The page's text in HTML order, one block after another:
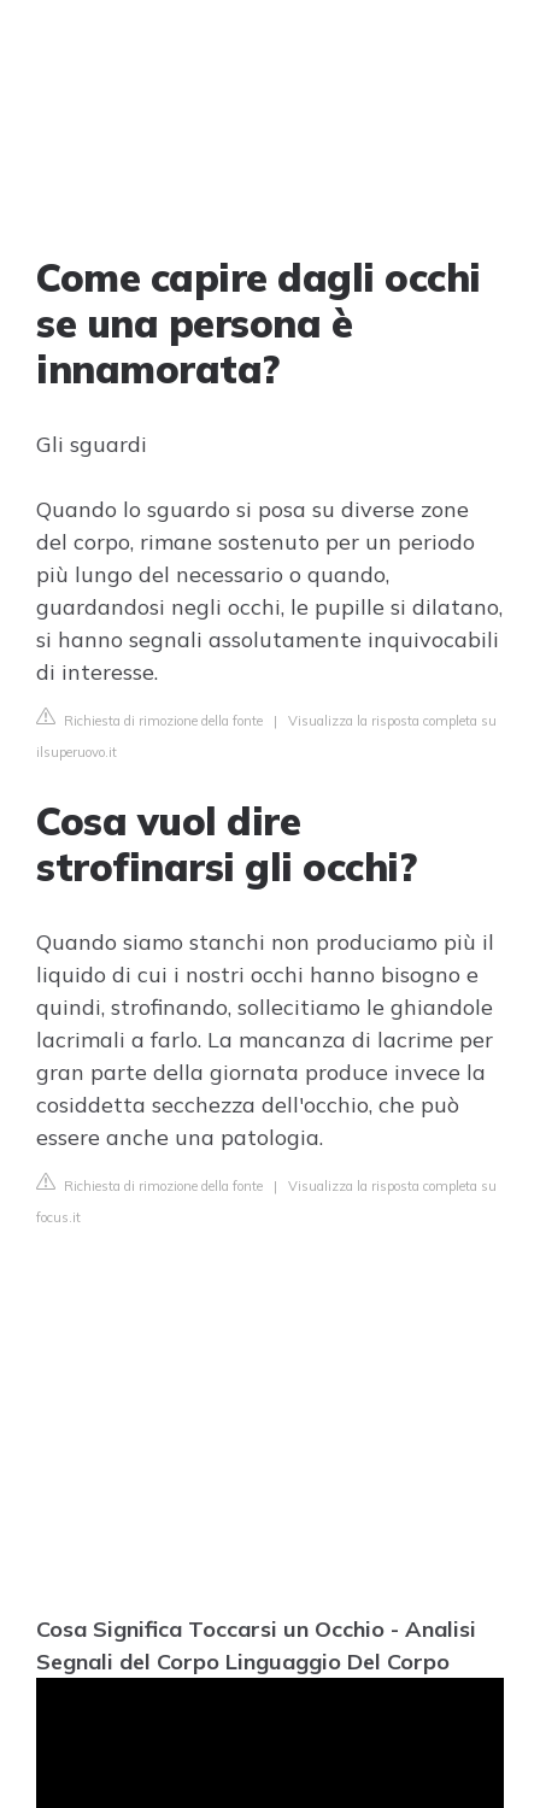
Come capire dagli occhi
se una persona è
innamorata?
Gli sguardi
Quando lo sguardo si posa su diverse zone
del corpo, rimane sostenuto per un periodo
più lungo del necessario o quando,
guardandosi negli occhi, le pupille si dilatano,
si hanno segnali assolutamente inquivocabili
di interesse.
Richiesta di rimozione della fonte | Visualizza la risposta completa su
ilsuperuovo.it
Cosa vuol dire
strofinarsi gli occhi?
Quando siamo stanchi non produciamo più il
liquido di cui i nostri occhi hanno bisogno e
quindi, strofinando, sollecitiamo le ghiandole
lacrimali a farlo. La mancanza di lacrime per
gran parte della giornata produce invece la
cosiddetta secchezza dell'occhio, che può
essere anche una patologia.
Richiesta di rimozione della fonte | Visualizza la risposta completa su
focus.it
Cosa Significa Toccarsi un Occhio - Analisi
Segnali del Corpo Linguaggio Del Corpo